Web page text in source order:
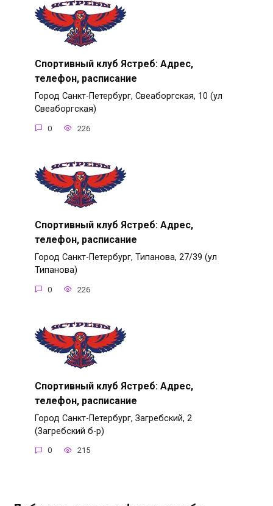
Спортивный клуб Ястреб: Адрес,
телефон, расписание
Город Санкт-Петербург, Свеаборгская, 10 (ул
Свеаборгская)
0 226
Спортивный клуб Ястреб: Адрес,
телефон, расписание
Город Санкт-Петербург, Типанова, 27/39 (ул
Типанова)
0 226
Спортивный клуб Ястреб: Адрес,
телефон, расписание
Город Санкт-Петербург, Загребский, 2
(Загребский б-р)
0 215